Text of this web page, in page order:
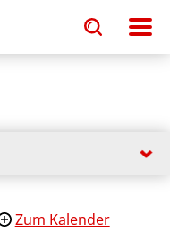
Toggle
search
input
Toggle
search
input
Zum Kalender